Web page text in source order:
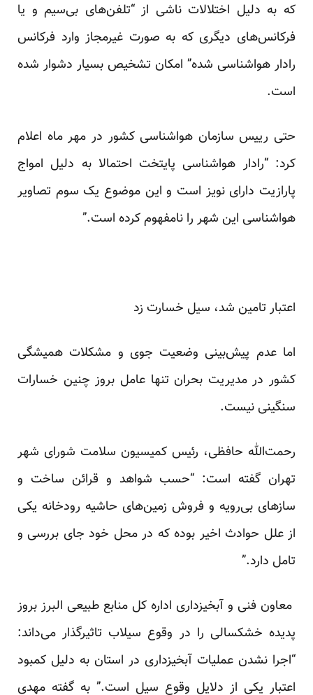
که به دلیل اختلالات ناشی از “تلفن‌های بی‌سیم و یا
فرکانس‌های دیگری که به صورت غیرمجاز وارد فرکانس
رادار هواشناسی شده” امکان تشخیص بسیار دشوار شده
است.
حتی رییس سازمان هواشناسی کشور در مهر ماه اعلام
کرد: “رادار هواشناسی پایتخت احتمالا به دلیل امواج
پارازیت دارای نویز است و این موضوع یک سوم تصاویر
هواشناسی این شهر را نامفهوم کرده است.”
اعتبار تامین شد، سیل خسارت زد
اما عدم پیش‌بینی وضعیت جوی و مشکلات همیشگی
کشور در مدیریت بحران تنها عامل بروز چنین خسارات
سنگینی نیست.
رحمت‌الله حافظی، رئیس کمیسیون سلامت شورای شهر
تهران گفته است: “حسب شواهد و قرائن ساخت و
سازهای بی‌رویه و فروش زمین‌های حاشیه رودخانه یکی
از علل حوادث اخیر بوده که در محل خود جای بررسی و
تامل دارد.”
معاون فنی و آبخیزداری اداره کل منابع طبیعی البرز بروز
پدیده خشکسالی را در وقوع سیلاب تاثیرگذار می‌داند:
“اجرا نشدن عملیات آبخیزداری در استان به دلیل کمبود
اعتبار یکی از دلایل وقوع سیل است.” به گفته مهدی